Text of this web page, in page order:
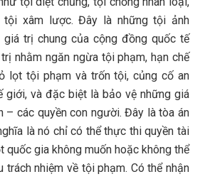
tội xâm lược. Đây là những tội ảnh
giá trị chung của cộng đồng quốc tế
nhằm ngăn ngừa tội phạm, hạn chế
lọt tội phạm và trốn tội, củng cố an
giới, và đặc biệt là bảo vệ những giá
– các quyền con người. Đây là tòa án
là nó chỉ có thể thực thi quyền tài
quốc gia không muốn hoặc không thể
trách nhiệm về tội phạm. Có thể nhận